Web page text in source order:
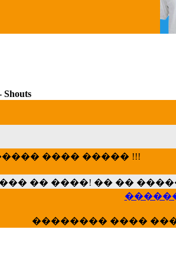
��� �������� ����
�������� ����